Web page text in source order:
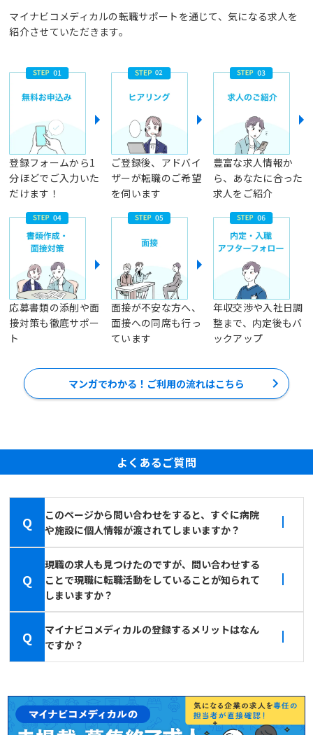
マイナビコメディカルの転職サポートを通じて、気になる求人を
紹介させていただきます。
登録フォームから1
分ほどでご入力いた
だけます！
ご登録後、アドバイ
ザーが転職のご希望
を伺います
豊富な求人情報か
ら、あなたに合った
求人をご紹介
応募書類の添削や面
接対策も徹底サポー
ト
面接が不安な方へ、
面接への同席も行っ
ています
年収交渉や入社日調
整まで、内定後もバ
ックアップ
マンガでわかる！ご利用の流れはこちら
よくあるご質問
Q
このページから問い合わせをすると、すぐに病院
や施設に個人情報が渡されてしまいますか？
Q
現職の求人も見つけたのですが、問い合わせする
ことで現職に転職活動をしていることが知られて
しまいますか？
Q
マイナビコメディカルの登録するメリットはなん
ですか？